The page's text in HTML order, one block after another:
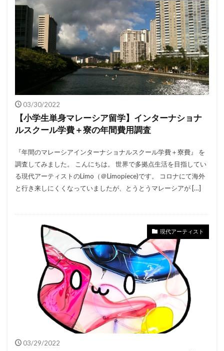
03/30/2022
【小学生単身マレーシア留学】インターナショナ
ルスクール学費＋寮の年間費用調査
『年間のマレーシアインターナショナルスクール学費＋寮費』 を
調査してみました。 こんにちは。 世界で多拠点生活を目指してい
る現代アーティストのLimo（＠Limopiece)です。 コロナにて海外
と行き来しにくくなっていましたが、とうとうマレーシアが […]
現代アーティスト
03/29/2022